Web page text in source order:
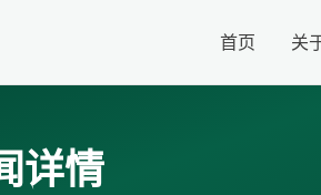
首页 关
详情